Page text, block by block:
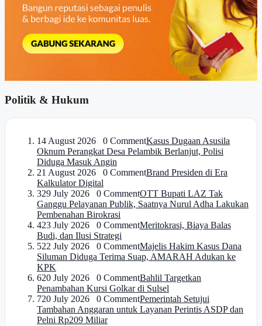
Politik & Hukum
14 August 2026 0 CommentKasus Dugaan Asusila
Oknum Perangkat Desa Pelambik Berlanjut, Polisi
Diduga Masuk Angin
21 August 2026 0 CommentBrand Presiden di Era
Kalkulator Digital
329 July 2026 0 CommentOTT Bupati LAZ Tak
Ganggu Pelayanan Publik, Saatnya Nurul Adha Lakukan
Pembenahan Birokrasi
423 July 2026 0 CommentMeritokrasi, Biaya Balas
Budi, dan Ilusi Strategi
522 July 2026 0 CommentMajelis Hakim Kasus Dana
Siluman Diduga Terima Suap, AMARAH Adukan ke
KPK
620 July 2026 0 CommentBahlil Targetkan
Penambahan Kursi Golkar di Sulsel
720 July 2026 0 CommentPemerintah Setujui
Tambahan Anggaran untuk Layanan Perintis ASDP dan
Pelni Rp209 Miliar